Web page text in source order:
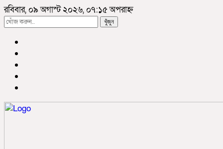
রবিবার, ০৯ অগাস্ট ২০২৬, ০৭:১৫ অপরাহ্ন
খুঁজুন